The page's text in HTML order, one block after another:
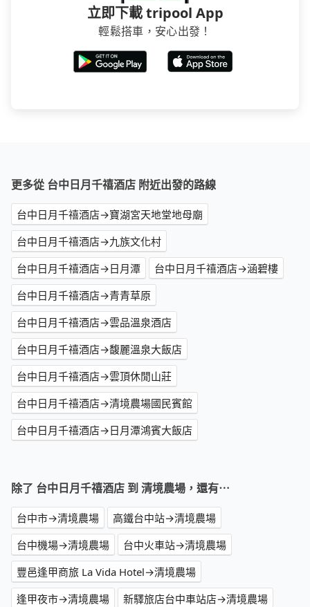
立即下載 tripool App
輕鬆搭車，安心出發！
更多從 台中日月千禧酒店 附近出發的路線
台中日月千禧酒店→寶湖宮天地堂地母廟
台中日月千禧酒店→九族文化村
台中日月千禧酒店→日月潭
台中日月千禧酒店→涵碧樓
台中日月千禧酒店→青青草原
台中日月千禧酒店→雲品溫泉酒店
台中日月千禧酒店→馥麗溫泉大飯店
台中日月千禧酒店→雲頂休閒山莊
台中日月千禧酒店→清境農場國民賓館
台中日月千禧酒店→日月潭鴻賓大飯店
除了 台中日月千禧酒店 到 清境農場，還有⋯
台中市→清境農場
高鐵台中站→清境農場
台中機場→清境農場
台中火車站→清境農場
豐邑逢甲商旅 La Vida Hotel→清境農場
逢甲夜市→清境農場
新驛旅店台中車站店→清境農場